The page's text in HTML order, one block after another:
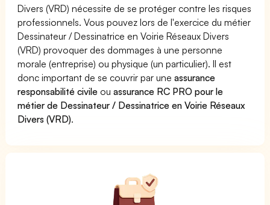
Divers (VRD) nécessite de se protéger contre les risques
professionnels. Vous pouvez lors de l'exercice du métier
Dessinateur / Dessinatrice en Voirie Réseaux Divers
(VRD) provoquer des dommages à une personne
morale (entreprise) ou physique (un particulier). Il est
donc important de se couvrir par uneassurance
responsabilité civile ouassurance RC PRO pour le
métier de Dessinateur / Dessinatrice en Voirie Réseaux
Divers (VRD).